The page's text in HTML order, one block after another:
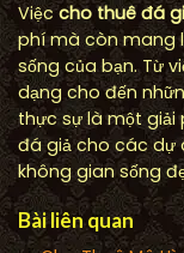
Việccho thuê đá
phí mà còn mang
sống của bạn. Từ
dạng cho đến
thực sự là một giải
đá giả cho các dự
không gian sống
Bài liên quan